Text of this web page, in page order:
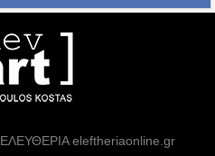
eleftheriaonline.gr